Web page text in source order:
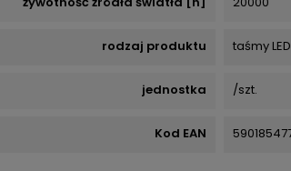
rodzaj produktu taśmy
jednostka /szt.
Kod EAN